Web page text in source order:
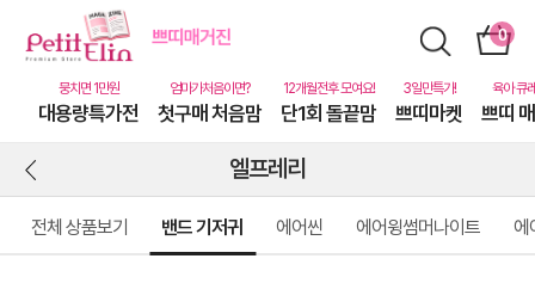
대용량특가전 첫구매 처음맘 단1회 돌끝맘 쁘띠마켓 쁘띠
엘프레리
전체 상품보기 밴드 기저귀 에어씬 에어윙썸머나이트 에